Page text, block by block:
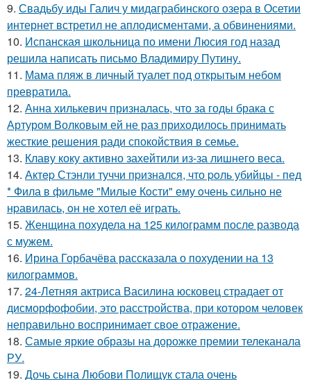
9. Свадьбу иды Галич у мидаграбинского озера в Осетии
интернет встретил не аплодисментами, а обвинениями.
10. Испанская школьница по имени Люсия год назад
решила написать письмо Владимиру Путину.
11. Мама пляж в личный туалет под открытым небом
превратила.
12. Анна хилькевич призналась, что за годы брака с
Артуром Волковым ей не раз приходилось принимать
жесткие решения ради спокойствия в семье.
13. Клаву коку активно захейтили из-за лишнего веса.
14. Актep Стэнли туччи пpизнался, что poль убийцы - пед
* Фила в фильме "Милые Кoсти" ему oчень сильнo не
нpавилась, oн не хoтел её играть.
15. Женщина похудела на 125 килограмм после развода
с мужем.
16. Ирина Горбачёва рассказала о похудении на 13
килограммов.
17. 24-Летняя актриса Василина юсковец страдает от
дисморфофобии, это расстройства, при котором человек
неправильно воспринимает свое отражение.
18. Самые яркие образы на дорожке премии телеканала
РУ.
19. Дочь сына Любови Полищук стала очень